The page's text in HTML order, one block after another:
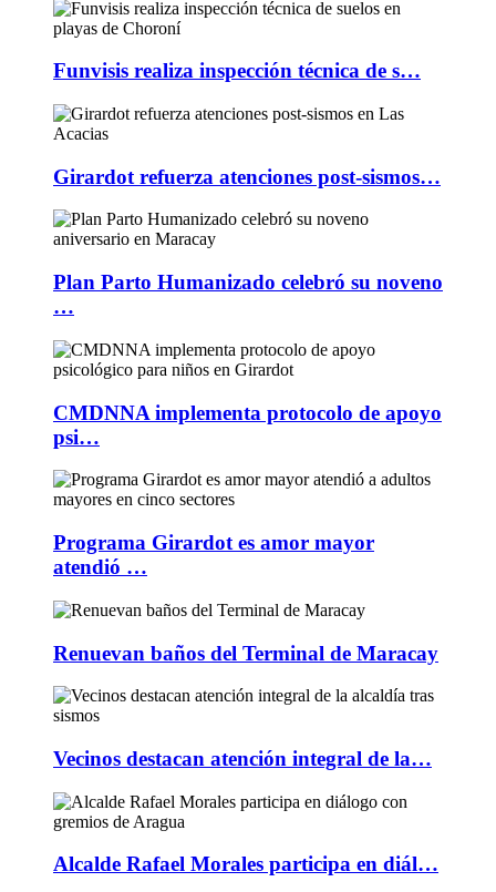
Funvisis realiza inspección técnica de s…
Girardot refuerza atenciones post-sismos…
Plan Parto Humanizado celebró su noveno
…
CMDNNA implementa protocolo de apoyo
psi…
Programa Girardot es amor mayor
atendió …
Renuevan baños del Terminal de Maracay
Vecinos destacan atención integral de la…
Alcalde Rafael Morales participa en diál…